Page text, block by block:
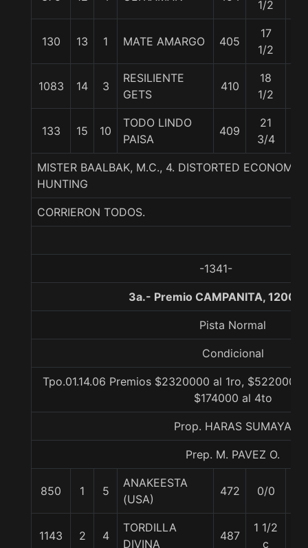
1/2
130 13 1 MATE AMARGO 405
17
1/2
1083 14 3
RESILIENTE
GETS
410
18
1/2
133 15 10
TODO LINDO
PAISA
409
21
3/4
MISTER BAALBAK, M.C., 4. DISTORTED
HUNTING
CORRIERON TODOS.
-1341-
3a.- Premio CAMPANITA, 1200
Pista Normal
Condicional
Tpo.01.14.06 Premios $2320000 al 1ro, $522000
$174000 al 4to
Prop. HARAS SUMAYA
Prep. M. PAVEZ O.
850 1 5
ANAKEESTA
(USA)
472 0/0
1143 2 4
TORDILLA
DIVINA
487
1 1/2
c